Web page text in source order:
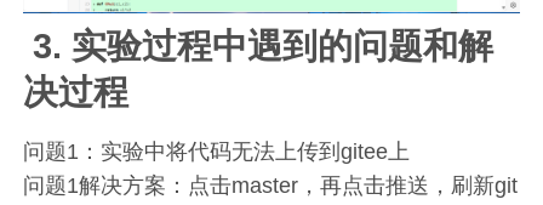
3. 实验过程中遇到的问题和解
决过程
问题1：实验中将代码无法上传到gitee上
问题1解决方案：点击master，再点击推送，刷新git